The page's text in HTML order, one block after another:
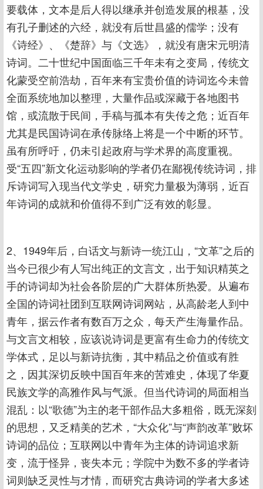
要载体，文本是后人得以继承并创造发展的根基，没
有孔子删述的六经，就没有后世昌盛的儒学；没有
《诗经》、《楚辞》与《文选》，就没有唐宋元明清
诗词。二十世纪中国面临三千年未有之变局，传统文
化蒙受空前浩劫，百年来有宝贵价值的诗词迄今未曾
全面系统地加以整理，大量作品或深藏于各地图书
馆，或流散于民间，手稿与孤本有失传之危；近百年
尤其是民国诗词在承传脉络上将是一个中断的环节。
虽有所呼吁，仍未引起政府与学术界的高度重视。
受“五四”新文化运动影响的学者仍在鄙视传统诗词，排
斥诗词写入现当代文学史，研究力量极为薄弱，近百
年诗词的成就和价值得不到广泛有效的彰显。
2、1949年后，白话文与新诗一统江山，“文革”之后的
当今已很少有人写出纯正的文言文，出于知识精英之
手的诗词却为社会各阶层的广大群体所热爱。从遍布
全国的诗词社团到互联网诗词网站，从高龄老人到中
青年，据云作者有数百万之众，每天产生海量作品。
与文言文相较，应该说诗词是更富有生命力的传统文
学体式，足以与新诗抗衡，其中精品之价值或有胜
之，因其深切反映中国百年来的苦难史，体现了华夏
民族文学的高雅作风与气派。但当代诗词的局面相当
混乱：以“歌德”为主的老干部作品大多粗俗，既无深刻
的思想，又乏精美的艺术，“大众化”与“声韵改革”败坏
诗词的品位；互联网以中青年为主体的诗词追求新
变，流于怪异，丧失本元；学院中为数不多的学者诗
词则缺乏灵性与才情，而研究古典诗词的学者大多述